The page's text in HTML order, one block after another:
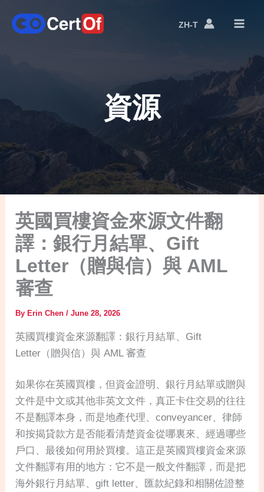
ZH-T
語
資源
英國買樓資金來源文件翻
譯：銀行月結單、Gift
Letter（贈與信）與 AML
審查
ByErin Chen/June 28, 2026
英國買樓資金來源翻譯：銀行月結單、Gift
Letter（贈與信）與 AML 審查
如果你在英國買樓，但資金證明、銀行月結單或贈與
文件是中文或其他非英文文件，真正卡住交易的往往
不是翻譯本身，而是地產代理、conveyancer、律師
和按揭貸款方是否能看清楚資金從哪裏來、經過哪些
戶口、最後如何用於買樓。這正是英國買樓資金來源
文件翻譯有用的地方：它不是一般文件翻譯，而是把
海外銀行月結單、gift letter、匯款紀錄和相關佐證整